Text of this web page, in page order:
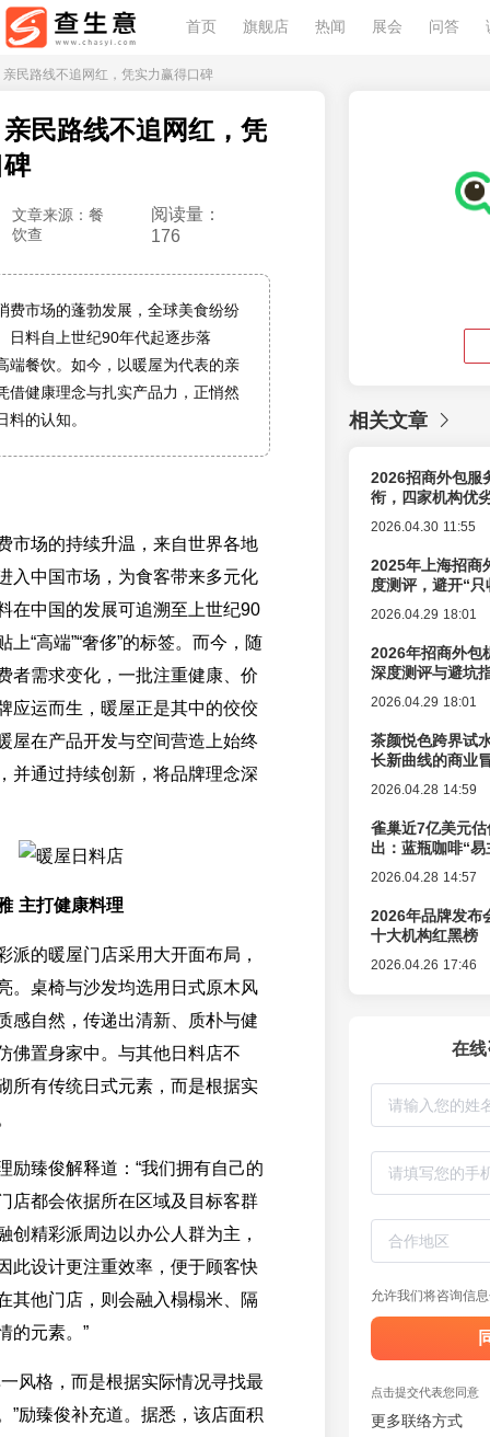
首页 旗舰店 热闻 展会 问答
民路线不追网红，凭实力赢得口碑
民路线不追网红，凭
文章来源：餐
饮查
阅读量：
176
费市场的蓬勃发展，全球美食纷纷
日料自上世纪90年代起逐步落
端餐饮。如今，以暖屋为代表的亲
借健康理念与扎实产品力，正悄然
的认知。
市场的持续升温，来自世界各地
入中国市场，为食客带来多元化
在中国的发展可追溯至上世纪90
上“高端”“奢侈”的标签。而今，随
者需求变化，一批注重健康、价
应运而生，暖屋正是其中的佼佼
屋在产品开发与空间营造上始终
并通过持续创新，将品牌理念深
主打健康料理
派的暖屋门店采用大开面布局，
。桌椅与沙发均选用日式原木风
感自然，传递出清新、质朴与健
佛置身家中。与其他日料店不
所有传统日式元素，而是根据实
励臻俊解释道：“我们拥有自己的
店都会依据所在区域及目标客群
创精彩派周边以办公人群为主，
此设计更注重效率，便于顾客快
其他门店，则会融入榻榻米、隔
的元素。”
风格，而是根据实际情况寻找最
”励臻俊补充道。据悉，该店面积
相关文章
2026招商外包服
衔，四家机构优
2026.04.30 11:55
2025年上海招商
度测评，避开“
2026.04.29 18:01
2026年招商外包
深度测评与避坑
2026.04.29 18:01
茶颜悦色跨界试
长新曲线的商业
2026.04.28 14:59
雀巢近7亿美元
出：蓝瓶咖啡“
2026.04.28 14:57
2026年品牌发布
十大机构红黑榜
2026.04.26 17:46
在
允许我们将咨询信
点击提交代表您同意
更多联络方式